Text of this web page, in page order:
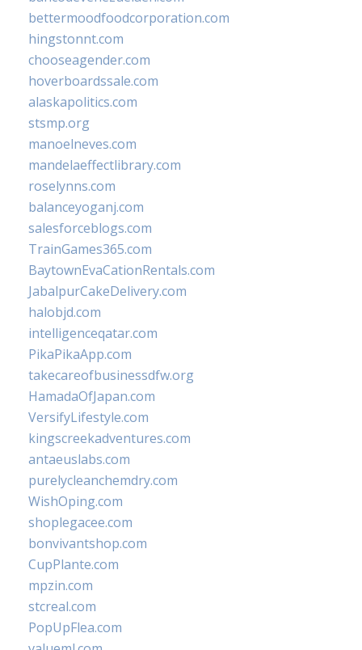
bettermoodfoodcorporation.com
hingstonnt.com
chooseagender.com
hoverboardssale.com
alaskapolitics.com
stsmp.org
manoelneves.com
mandelaeffectlibrary.com
roselynns.com
balanceyoganj.com
salesforceblogs.com
TrainGames365.com
BaytownEvaCationRentals.com
JabalpurCakeDelivery.com
halobjd.com
intelligenceqatar.com
PikaPikaApp.com
takecareofbusinessdfw.org
HamadaOfJapan.com
VersifyLifestyle.com
kingscreekadventures.com
antaeuslabs.com
purelycleanchemdry.com
WishOping.com
shoplegacee.com
bonvivantshop.com
CupPlante.com
mpzin.com
stcreal.com
PopUpFlea.com